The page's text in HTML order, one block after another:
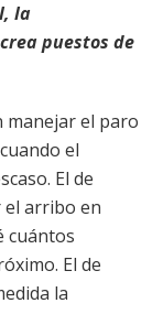
la
puestos de
manejar el paro
el
El de
el arribo en
cuántos
El de
la